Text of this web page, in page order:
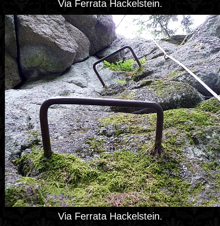
Via Ferrata Hackelstein.
Via Ferrata Hackelstein.